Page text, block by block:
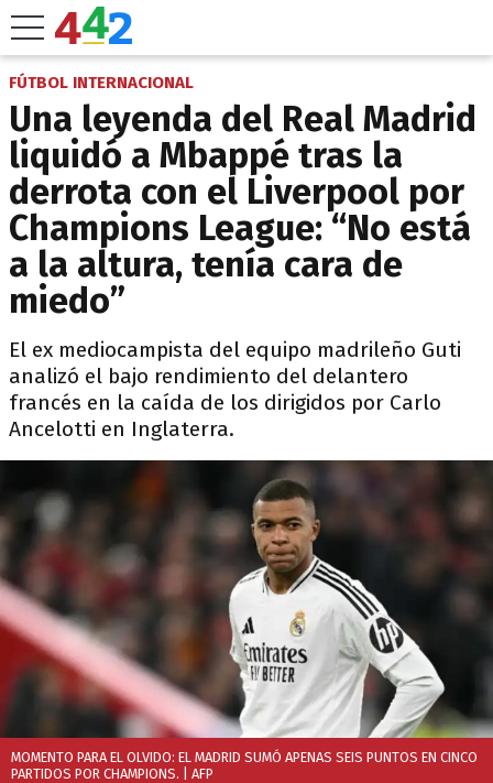
FÚTBOL INTERNACIONAL
Una leyenda del Real Madrid
liquidó a Mbappé tras la
derrota con el Liverpool por
Champions League: “No está
a la altura, tenía cara de
miedo”
El ex mediocampista del equipo madrileño Guti
analizó el bajo rendimiento del delantero
francés en la caída de los dirigidos por Carlo
Ancelotti en Inglaterra.
MOMENTO PARA EL OLVIDO: EL MADRID SUMÓ APENAS SEIS PUNTOS EN CINCO
PARTIDOS POR CHAMPIONS. | AFP